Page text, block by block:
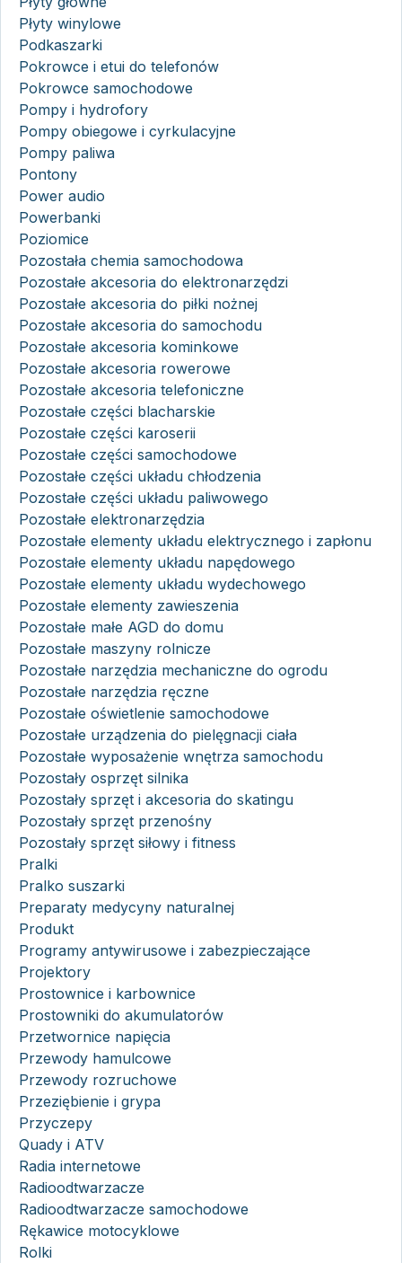
Płyty winylowe
Podkaszarki
Pokrowce i etui do telefonów
Pokrowce samochodowe
Pompy i hydrofory
Pompy obiegowe i cyrkulacyjne
Pompy paliwa
Pontony
Power audio
Powerbanki
Poziomice
Pozostała chemia samochodowa
Pozostałe akcesoria do elektronarzędzi
Pozostałe akcesoria do piłki nożnej
Pozostałe akcesoria do samochodu
Pozostałe akcesoria kominkowe
Pozostałe akcesoria rowerowe
Pozostałe akcesoria telefoniczne
Pozostałe części blacharskie
Pozostałe części karoserii
Pozostałe części samochodowe
Pozostałe części układu chłodzenia
Pozostałe części układu paliwowego
Pozostałe elektronarzędzia
Pozostałe elementy układu elektrycznego i zapłonu
Pozostałe elementy układu napędowego
Pozostałe elementy układu wydechowego
Pozostałe elementy zawieszenia
Pozostałe małe AGD do domu
Pozostałe maszyny rolnicze
Pozostałe narzędzia mechaniczne do ogrodu
Pozostałe narzędzia ręczne
Pozostałe oświetlenie samochodowe
Pozostałe urządzenia do pielęgnacji ciała
Pozostałe wyposażenie wnętrza samochodu
Pozostały osprzęt silnika
Pozostały sprzęt i akcesoria do skatingu
Pozostały sprzęt przenośny
Pozostały sprzęt siłowy i fitness
Pralki
Pralko suszarki
Preparaty medycyny naturalnej
Produkt
Programy antywirusowe i zabezpieczające
Projektory
Prostownice i karbownice
Prostowniki do akumulatorów
Przetwornice napięcia
Przewody hamulcowe
Przewody rozruchowe
Przeziębienie i grypa
Przyczepy
Quady i ATV
Radia internetowe
Radioodtwarzacze
Radioodtwarzacze samochodowe
Rękawice motocyklowe
Rolki